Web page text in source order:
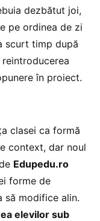
dezbătut joi,
pe ordinea de zi
scurt timp după
în proiect.
clasei ca formă
context, dar noul
Edupedu.ro
forme de
să modifice alin.
elevilor sub